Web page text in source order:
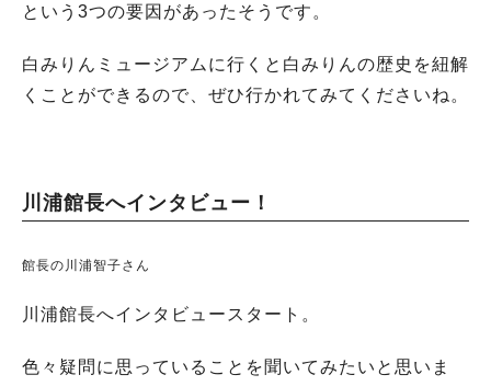
という3つの要因があったそうです。
白みりんミュージアムに行くと白みりんの歴史を紐解
くことができるので、ぜひ行かれてみてくださいね。
川浦館長へインタビュー！
館長の川浦智子さん
川浦館長へインタビュースタート。
色々疑問に思っていることを聞いてみたいと思いま